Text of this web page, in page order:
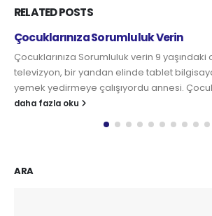
RELATEDPOSTS
Çocuklarınıza Sorumluluk Verin
Çocuklarınıza Sorumluluk verin 9
televizyon, bir yandan elinde tablet
yemek yedirmeye çalışıyordu annesi.
daha fazla oku
ARA